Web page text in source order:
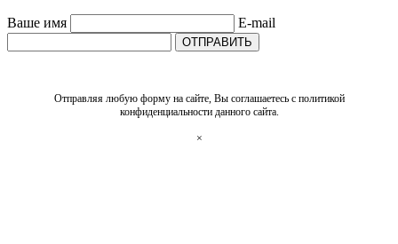
Ваше имя E-mail
ОТПРАВИТЬ
Отправляя любую форму на сайте, Вы соглашаетесь с политикой
конфиденциальности данного сайта.
×